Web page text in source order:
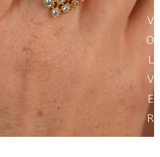
V
O
L
V
E
R